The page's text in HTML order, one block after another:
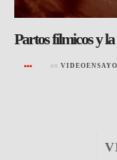
Partos fílmicos y
en